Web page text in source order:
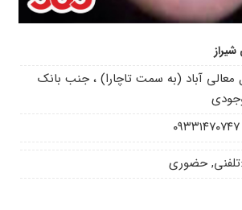
معالی آباد (به سمت تاچارا) ، جنب بانک
۰۹۳۳۱۴۷۰۷۴۷
تلفنی, حضوری